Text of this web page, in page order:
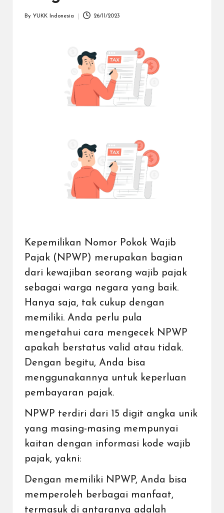
menerima
By YUKK Indonesia 26/11/2023
Kepemilikan Nomor Pokok Wajib
Pajak (NPWP) merupakan bagian
dari kewajiban seorang wajib pajak
sebagai warga negara yang baik.
Hanya saja, tak cukup dengan
memiliki. Anda perlu pula
mengetahui cara mengecek NPWP
apakah berstatus valid atau tidak.
Dengan begitu, Anda bisa
menggunakannya untuk keperluan
pembayaran pajak.
NPWP terdiri dari 15 digit angka unik
yang masing-masing mempunyai
kaitan dengan informasi kode wajib
pajak, yakni:
Dengan memiliki NPWP, Anda bisa
memperoleh berbagai manfaat,
termasuk di antaranya adalah